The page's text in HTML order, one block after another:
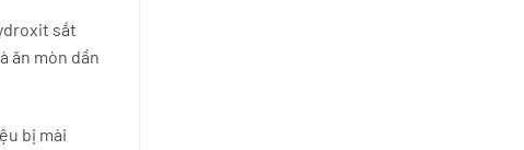
sắt
ăn mòn dần
bị mài